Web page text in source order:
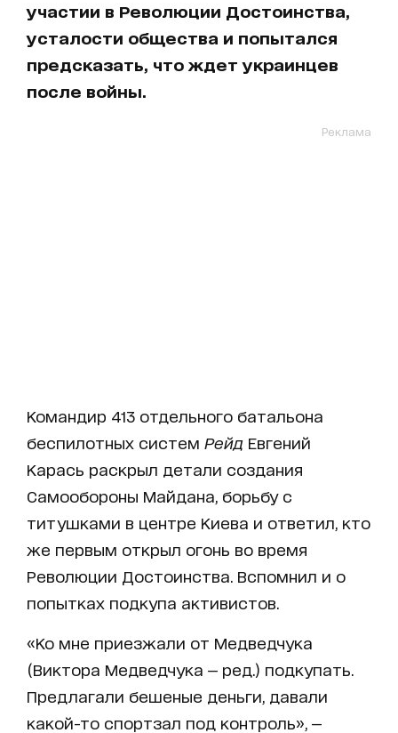
участии в Революции Достоинства,
усталости общества и попытался
предсказать, что ждет украинцев
после войны.
Реклама
Командир 413 отдельного батальона
беспилотных систем Рейд Евгений
Карась раскрыл детали создания
Самообороны Майдана, борьбу с
титушками в центре Киева и ответил, кто
же первым открыл огонь во время
Революции Достоинства. Вспомнил и о
попытках подкупа активистов.
«Ко мне приезжали от Медведчука
(Виктора Медведчука — ред.) подкупать.
Предлагали бешеные деньги, давали
какой-то спортзал под контроль», —